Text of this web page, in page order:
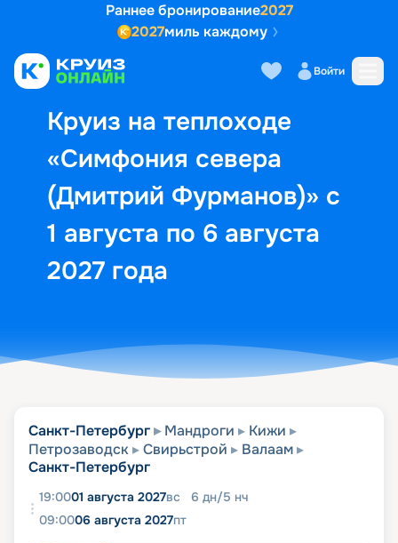
Раннее бронирование2027
2027миль каждому
Войти
Круиз на теплоходе
«Симфония севера
(Дмитрий Фурманов)» с
1 августа по 6 августа
2027 года
Выбор кают Маршрут и
Санкт-Петербург Мандроги
Кижи
Петрозаводск
Свирьстрой
Валаам
Санкт-Петербург
19:0001 августа 2027вс 6 дн/5 нч
09:0006 августа 2027пт